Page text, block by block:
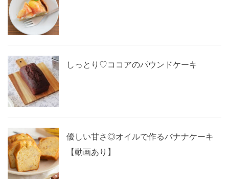
しっとり♡ココアのパウンドケーキ
優しい甘さ◎オイルで作るバナナケーキ
【動画あり】